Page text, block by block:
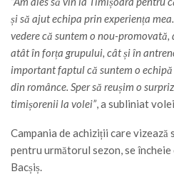
și să ajut echipa prin experiența
vedere că suntem o nou-
atât în forța grupului, cât și în
important faptul că suntem o
din românce. Sper să reușim o
timișorenii la volei”, a subliniat
Campania de achiziții care
pentru următorul sezon, se
Bacșiș.